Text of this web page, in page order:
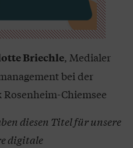
Briechle, Medialer
bei der
Chiemsee
diesen Titel für unsere
digitale